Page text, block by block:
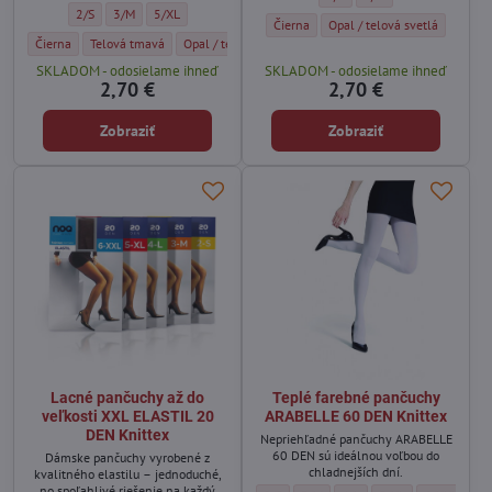
Dámske elegantné pančuchy MACY 15 DEN Adrian - Veľkosť:
2/S Dámske elegantné pančuchy MACY 15 DEN Adrian - Veľkosť:
3/M Dámske elegantné pančuchy MACY 15 DEN Adrian - Veľkosť:
5/XL
Dámske elegantné pančuchy MACY 15 DEN Adrian - Farba:
Čierna Dámske elegantné pančuchy MACY 15 DEN Adrian - Farba:
Telová tmavá Dámske elegantné pančuchy MACY 15 DEN Adrian -
Opal / telová svetlá
SKLADOM - odosielame ihneď
2,70 €
Zobraziť
Klasické pančuchy BEAUTY BIKINI 20
Čierna Klasické pančuchy BEAUTY
Opal / telová svetlá
SKLADOM - odosielame ihneď
2,70 €
Zobraziť
Lacné pančuchy až do
veľkosti XXL ELASTIL 20
DEN Knittex
Dámske pančuchy vyrobené z
kvalitného elastilu – jednoduché,
Teplé farebné pančuchy
ARABELLE 60 DEN Knittex
Nepriehľadné pančuchy ARABELLE
60 DEN sú ideálnou voľbou do
chladnejších dní.